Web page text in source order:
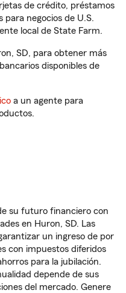
de crédito, préstamos
para negocios de U.S.
local de State Farm.
SD, para obtener más
disponibles de
a un agente para
su futuro financiero con
en Huron, SD. Las
un ingreso de por
con impuestos diferidos
para la jubilación.
depende de sus
del mercado. Genere